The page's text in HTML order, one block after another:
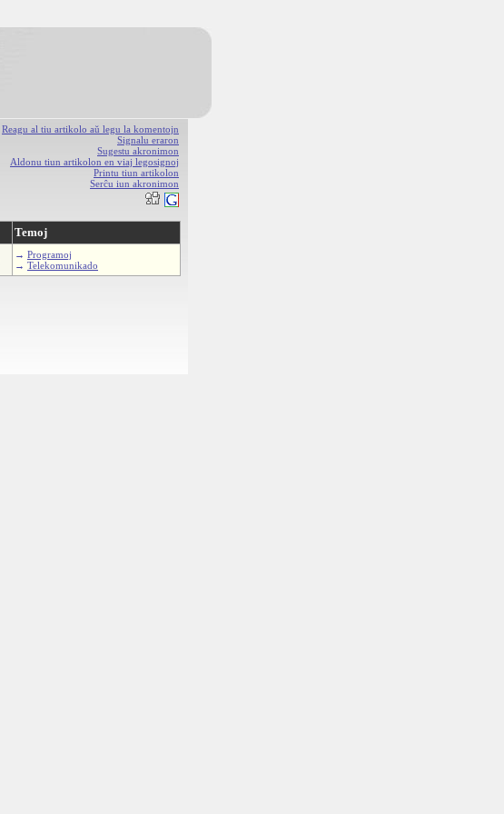
Reagu al tiu artikolo aŭ legu la komentojn
Signalu eraron
Sugestu akronimon
Aldonu tiun artikolon en viaj legosignoj
Printu tiun artikolon
Serĉu iun akronimon
Temoj
→ Programoj
→ Telekomunikado